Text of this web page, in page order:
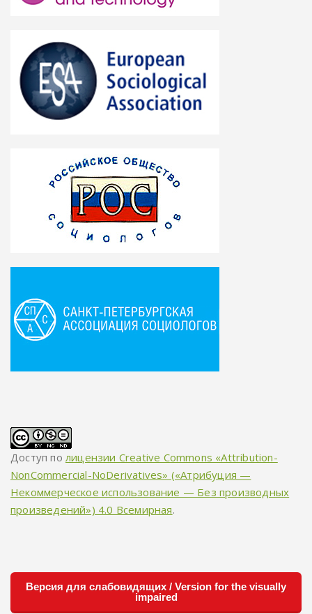
Доступ полицензии Creative Commons «Attribution-
NonCommercial-NoDerivatives» («Атрибуция —
Некоммерческое использование — Без производных
произведений») 4.0 Всемирная.
Версия для слабовидящих / Version for the visually
impaired